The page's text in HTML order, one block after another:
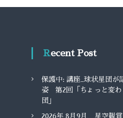
Recent Post
保護中: 講座_球状星団が
姿 第2回「ちょっと変わ
団」
2026年 8月9月 星空観賞